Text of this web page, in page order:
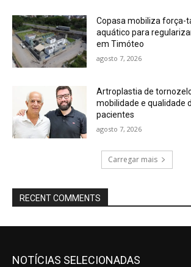
Copasa mobiliza força-
aquático para
em Timóteo
agosto 7, 2026
Artroplastia de
mobilidade e qualidade
pacientes
agosto 7, 2026
Carregar mais
RECENT COMMENTS
NOTÍCIAS SELECIONADAS